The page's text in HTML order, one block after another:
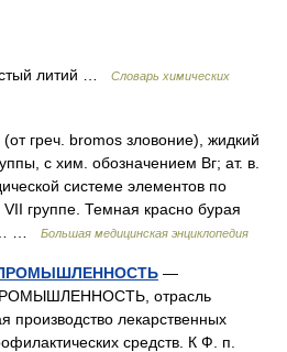
литий …
Cловарь химических
греч. bromos зловоние), жидкий
с хим. обозначением Вг; ат. в.
системе элементов по
группе. Темная красно бурая
…
Большая медицинская энциклопедия
—
отрасль
производство лекарственных
средств. К Ф. п.